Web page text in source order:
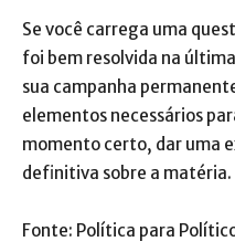
Se você carrega uma
foi bem resolvida na
sua campanha
elementos necessários
momento certo, dar uma
definitiva sobre a matéria.
Fonte: Política para